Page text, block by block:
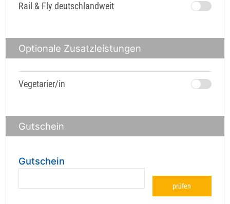
Rail & Fly deutschlandweit
Optionale Zusatzleistungen
Vegetarier/in
Gutschein
Gutschein
prüfen